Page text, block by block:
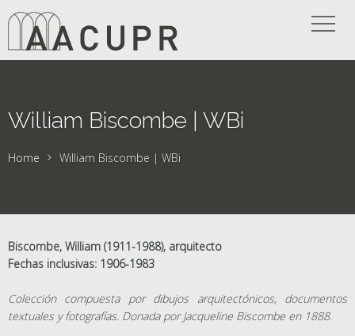
William Biscombe | WBi
Home William Biscombe | WBi
Biscombe, William (1911-1988), arquitecto
Fechas inclusivas: 1906-1983
Colección compuesta por dibujos arquitectónicos, documentos
textuales y fotografías. Donada por Jacqueline Biscombe en 1888.